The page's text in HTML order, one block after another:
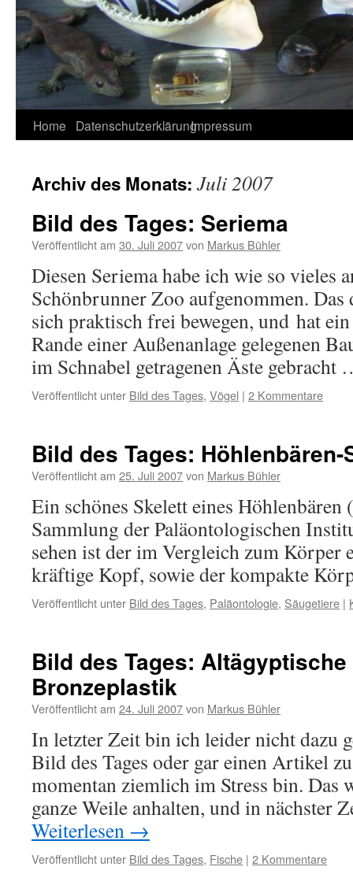
Home DatenschutzerklärungImpressum
Archiv des Monats: Juli 2007
Bild des Tages: Seriema
Veröffentlicht am 30. Juli 2007von Markus Bühler
Diesen Seriema habe ich wie so vieles
Schönbrunner Zoo aufgenommen. Das
sich praktisch frei bewegen, und hat
Rande einer Außenanlage gelegenen
im Schnabel getragenen Äste
Veröffentlicht unter Bild des Tages, Vögel | 2 Kommentare
Bild des Tages: Höhlenbären-
Veröffentlicht am 25. Juli 2007von Markus Bühler
Ein schönes Skelett eines Höhlenbären
Sammlung der Paläontologischen
sehen ist der im Vergleich zum Körper
kräftige Kopf, sowie der kompakte
Veröffentlicht unter Bild des Tages, Paläontologie, Säugetiere |
Bild des Tages:
Bronzeplastik
Veröffentlicht am 24. Juli 2007von Markus Bühler
In letzter Zeit bin ich leider nicht dazu
Bild des Tages oder gar einen Artikel
momentan ziemlich im Stress bin. Das
ganze Weile anhalten, und in nächster
Weiterlesen →
Veröffentlicht unter Bild des Tages, Fische | 2 Kommentare